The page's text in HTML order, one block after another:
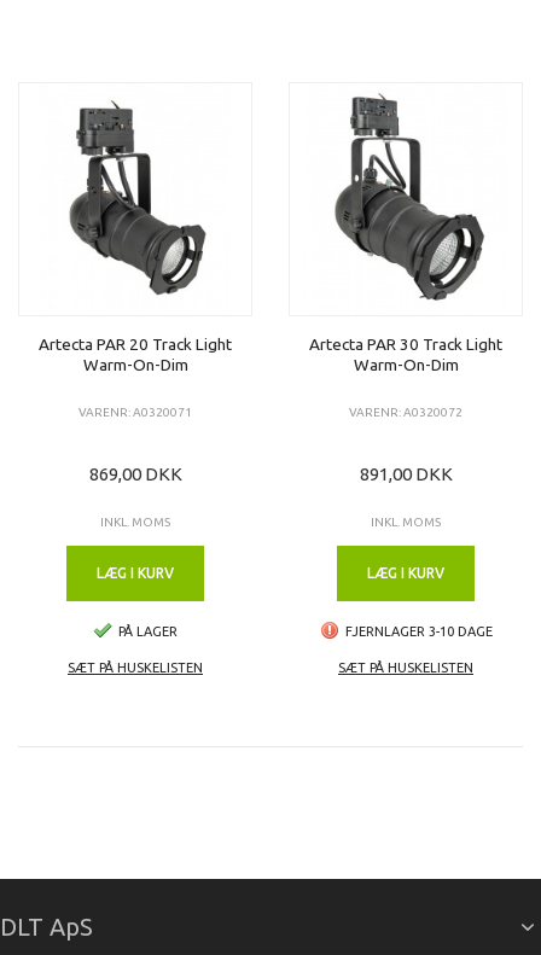
Artecta PAR 20 Track Light
Warm-On-Dim
VARENR: A0320071
869,00 DKK
INKL. MOMS
LÆG I KURV
PÅ LAGER
SÆT PÅ HUSKELISTEN
Artecta PAR 30 Track Light
Warm-On-Dim
VARENR: A0320072
891,00 DKK
INKL. MOMS
LÆG I KURV
FJERNLAGER 3-10 DAGE
SÆT PÅ HUSKELISTEN
DLT ApS